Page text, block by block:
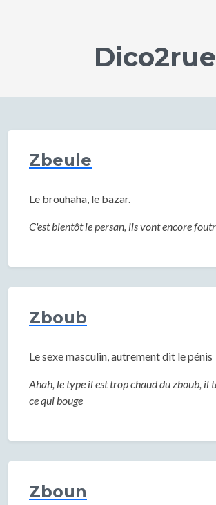
Dico2rue
Zbeule
Le brouhaha, le bazar.
C'est bientôt le persan, ils vont encore
Zboub
Le sexe masculin, autrement dit le pénis
Ahah, le type il est trop chaud du zboub, il
ce qui bouge
Zboun